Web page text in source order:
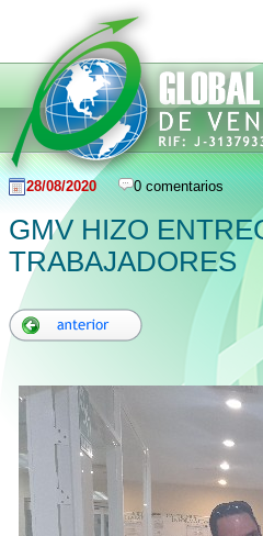
28/08/2020 0 comentarios
GMV HIZO
TRABAJADORES